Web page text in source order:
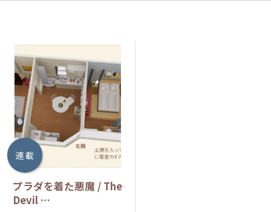
連 載
プラダを着た悪魔 / The
Devil …